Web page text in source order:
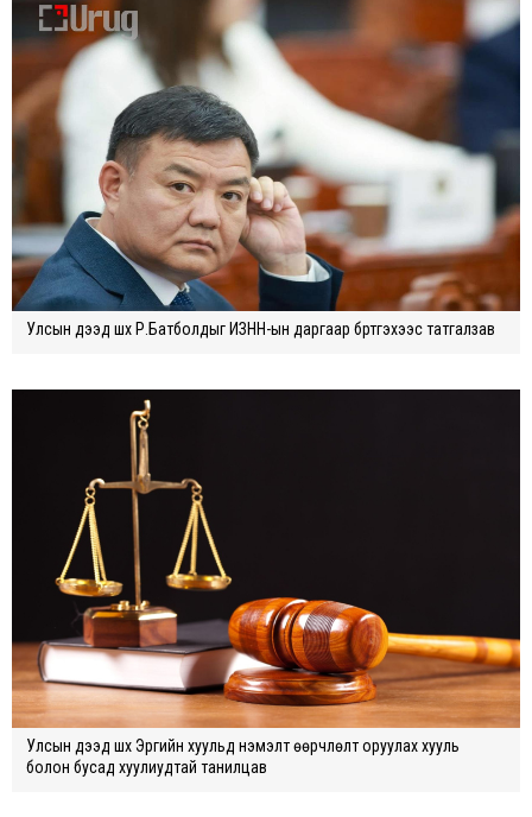
Улсын дээд шүүх Р.Батболдыг ИЗНН-ын даргаар бүртгэхээс татгалзав
Улсын дээд шүүх Эрүүгийн хуульд нэмэлт өөрчлөлт оруулах хууль
болон бусад хуулиудтай танилцав